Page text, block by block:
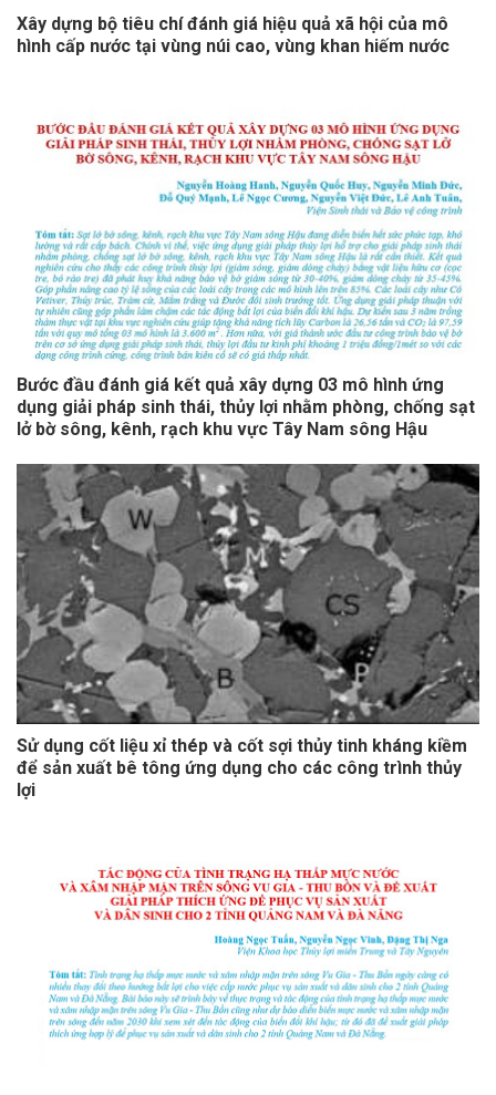
Xây dựng bộ tiêu chí đánh giá hiệu quả xã hội của mô
hình cấp nước tại vùng núi cao, vùng khan hiếm nước
Bước đầu đánh giá kết quả xây dựng 03 mô hình ứng
dụng giải pháp sinh thái, thủy lợi nhằm phòng, chống sạt
lở bờ sông, kênh, rạch khu vực Tây Nam sông Hậu
Sử dụng cốt liệu xỉ thép và cốt sợi thủy tinh kháng kiềm
để sản xuất bê tông ứng dụng cho các công trình thủy
lợi